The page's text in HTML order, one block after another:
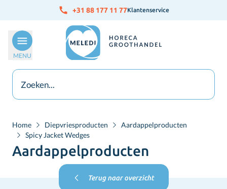
Ga naar de inhoud +31 88 177 11 77Klantenservice
MENU
Home Diepvriesproducten
Aardappelproducten
Spicy Jacket Wedges
Aardappelproducten
Terug naar overzicht